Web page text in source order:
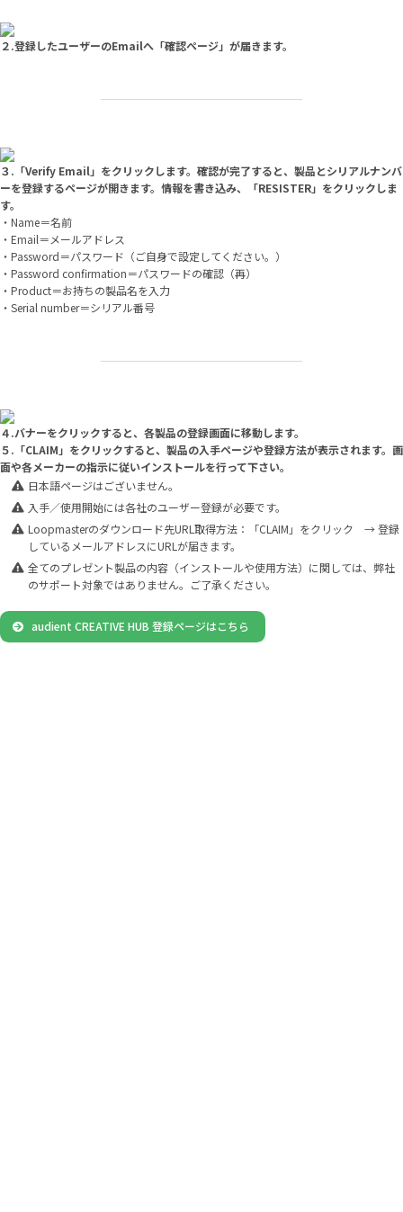
２.登録したユーザーのEmailへ「確認ページ」が届きます。
３.「Verify Email」をクリックします。確認が完了すると、製品とシリアルナンバ
ーを登録するページが開きます。情報を書き込み、「RESISTER」をクリックしま
す。
・Name＝名前
・Email＝メールアドレス
・Password＝パスワード（ご自身で設定してください。）
・Password confirmation＝パスワードの確認（再）
・Product＝お持ちの製品名を入力
・Serial number＝シリアル番号
４.バナーをクリックすると、各製品の登録画面に移動します。
５.「CLAIM」をクリックすると、製品の入手ページや登録方法が表示されます。画
面や各メーカーの指示に従いインストールを行って下さい。
日本語ページはございません。
入手／使用開始には各社のユーザー登録が必要です。
Loopmasterのダウンロード先URL取得方法：「CLAIM」をクリック → 登録
しているメールアドレスにURLが届きます。
全てのプレゼント製品の内容（インストールや使用方法）に関しては、弊社
のサポート対象ではありません。ご了承ください。
audient CREATIVE HUB 登録ページはこちら